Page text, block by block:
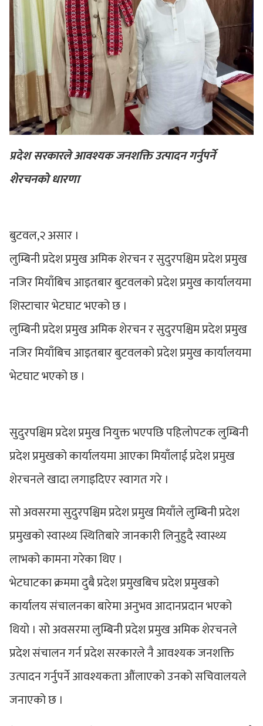
प्रदेश सरकारले आवश्यक जनशक्ति उत्पादन गर्नुपर्ने
शेरचनको धारणा
बुटवल,२ असार ।
लुम्बिनी प्रदेश प्रमुख अमिक शेरचन र सुदुरपश्चिम प्रदेश प्रमुख
नजिर मियाँबिच आइतबार बुटवलको प्रदेश प्रमुख कार्यालयमा
शिस्टाचार भेटघाट भएको छ ।
लुम्बिनी प्रदेश प्रमुख अमिक शेरचन र सुदुरपश्चिम प्रदेश प्रमुख
नजिर मियाँबिच आइतबार बुटवलको प्रदेश प्रमुख कार्यालयमा
भेटघाट भएको छ ।
सुदुरपश्चिम प्रदेश प्रमुख नियुक्त भएपछि पहिलोपटक लुम्बिनी
प्रदेश प्रमुखको कार्यालयमा आएका मियाँलाई प्रदेश प्रमुख
शेरचनले खादा लगाइदिएर स्वागत गरे ।
सो अवसरमा सुदुरपश्चिम प्रदेश प्रमुख मियाँले लुम्बिनी प्रदेश
प्रमुखको स्वास्थ्य स्थितिबारे जानकारी लिनुहुदै स्वास्थ्य
लाभको कामना गरेका थिए ।
भेटघाटका क्रममा दुबै प्रदेश प्रमुखबिच प्रदेश प्रमुखको
कार्यालय संचालनका बारेमा अनुभव आदानप्रदान भएको
थियो । सो अवसरमा लुम्बिनी प्रदेश प्रमुख अमिक शेरचनले
प्रदेश संचालन गर्न प्रदेश सरकारले नै आवश्यक जनशक्ति
उत्पादन गर्नुपर्ने आवश्यकता औंलाएको उनको सचिवालयले
जनाएको छ ।